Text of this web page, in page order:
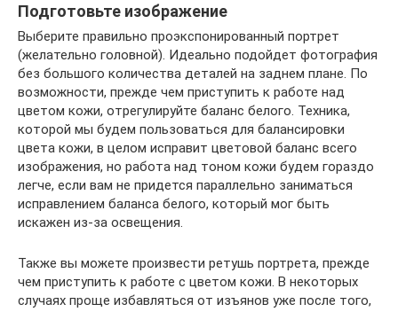
Подготовьте изображение
Выберите правильно проэкспонированный портрет
(желательно головной). Идеально подойдет фотография
без большого количества деталей на заднем плане. По
возможности, прежде чем приступить к работе над
цветом кожи, отрегулируйте баланс белого. Техника,
которой мы будем пользоваться для балансировки
цвета кожи, в целом исправит цветовой баланс всего
изображения, но работа над тоном кожи будем гораздо
легче, если вам не придется параллельно заниматься
исправлением баланса белого, который мог быть
искажен из-за освещения.
Также вы можете произвести ретушь портрета, прежде
чем приступить к работе с цветом кожи. В некоторых
случаях проще избавляться от изъянов уже после того,